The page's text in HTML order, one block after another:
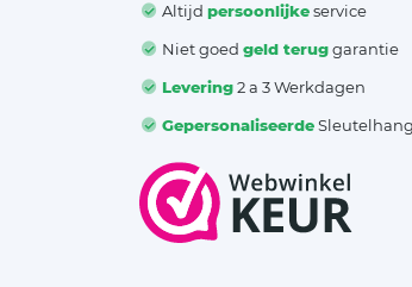
Altijdpersoonlijkeservice
Niet goedgeld teruggarantie
Levering2 a 3 Werkdagen
Gepersonaliseerde